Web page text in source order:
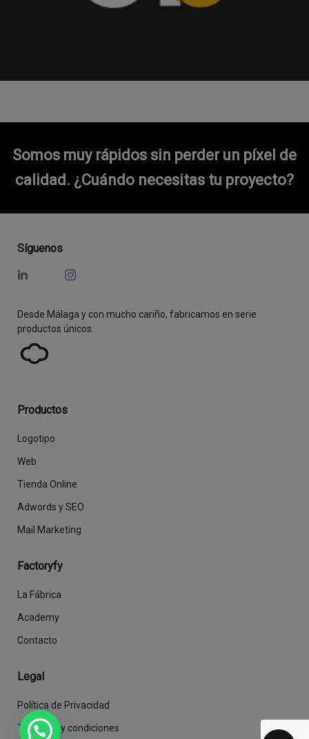
Somos muy rápidos sin perder un píxel de
calidad. ¿Cuándo necesitas tu proyecto?
Síguenos
Desde Málaga y con mucho cariño, fabricamos en serie
productos únicos.
Productos
Logotipo
Web
Tienda Online
Adwords y SEO
Mail Marketing
Factoryfy
La Fábrica
Academy
Contacto
Legal
Política de Privacidad
Términos y condiciones